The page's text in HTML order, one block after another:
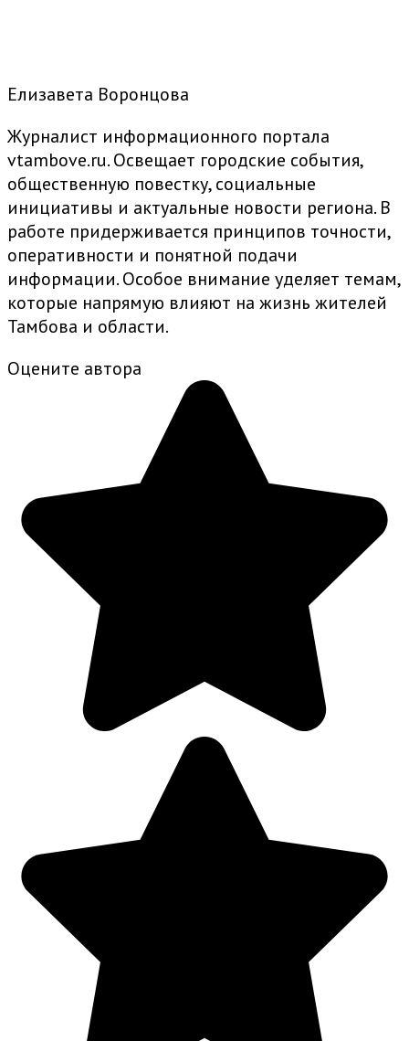
Елизавета Воронцова
Журналист информационного портала
vtambove.ru. Освещает городские события,
общественную повестку, социальные
инициативы и актуальные новости региона. В
работе придерживается принципов точности,
оперативности и понятной подачи
информации. Особое внимание уделяет темам,
которые напрямую влияют на жизнь жителей
Тамбова и области.
Оцените автора